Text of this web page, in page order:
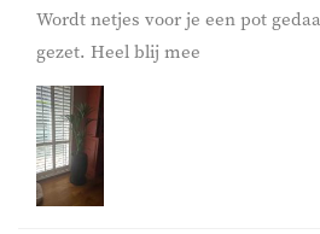
Wordt netjes voor je een pot
gezet. Heel blij mee